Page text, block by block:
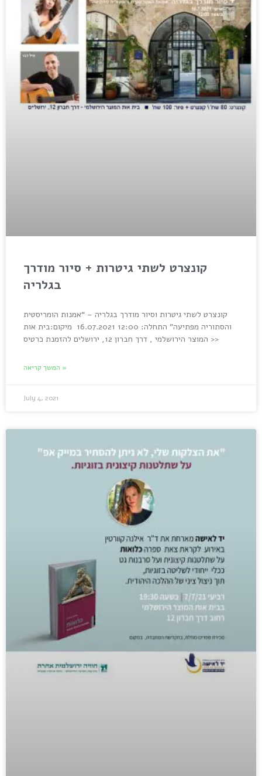
קונצרט לשתי גיטרות + סיור מודרך
בגלריה
קונצרט לשתי גיטרות וסיור מודרך בגלריה – “אמנות הומריסטית
והסתוריה מפתיעה” התחלה: 12:00 16.07.2021 מיקום:בית אות
המוצר הירושלמי , דרך חברון 12, ירושלים להזמנת כרטיס >>
המשך קריאה »
July 4, 2021